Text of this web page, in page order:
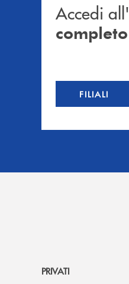
Accedi all'
completo
FILIALI
PRIVATI